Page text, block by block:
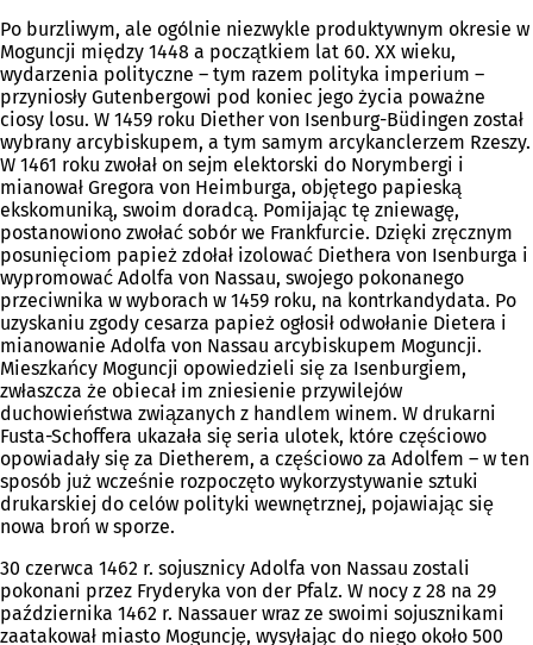
Po burzliwym, ale ogólnie niezwykle produktywnym okresie w
Moguncji między 1448 a początkiem lat 60. XX wieku,
wydarzenia polityczne – tym razem polityka imperium –
przyniosły Gutenbergowi pod koniec jego życia poważne
ciosy losu. W 1459 roku Diether von Isenburg-Büdingen został
wybrany arcybiskupem, a tym samym arcykanclerzem Rzeszy.
W 1461 roku zwołał on sejm elektorski do Norymbergi i
mianował Gregora von Heimburga, objętego papieską
ekskomuniką, swoim doradcą. Pomijając tę zniewagę,
postanowiono zwołać sobór we Frankfurcie. Dzięki zręcznym
posunięciom papież zdołał izolować Diethera von Isenburga i
wypromować Adolfa von Nassau, swojego pokonanego
przeciwnika w wyborach w 1459 roku, na kontrkandydata. Po
uzyskaniu zgody cesarza papież ogłosił odwołanie Dietera i
mianowanie Adolfa von Nassau arcybiskupem Moguncji.
Mieszkańcy Moguncji opowiedzieli się za Isenburgiem,
zwłaszcza że obiecał im zniesienie przywilejów
duchowieństwa związanych z handlem winem. W drukarni
Fusta-Schoffera ukazała się seria ulotek, które częściowo
opowiadały się za Dietherem, a częściowo za Adolfem – w ten
sposób już wcześnie rozpoczęto wykorzystywanie sztuki
drukarskiej do celów polityki wewnętrznej, pojawiając się
nowa broń w sporze.
30 czerwca 1462 r. sojusznicy Adolfa von Nassau zostali
pokonani przez Fryderyka von der Pfalz. W nocy z 28 na 29
października 1462 r. Nassauer wraz ze swoimi sojusznikami
zaatakował miasto Moguncję, wysyłając do niego około 500